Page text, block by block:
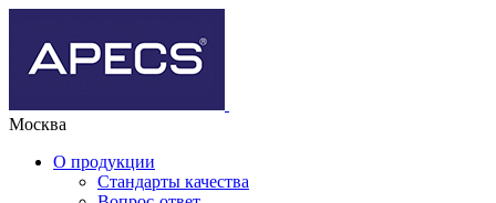
Москва
О продукции
Стандарты качества